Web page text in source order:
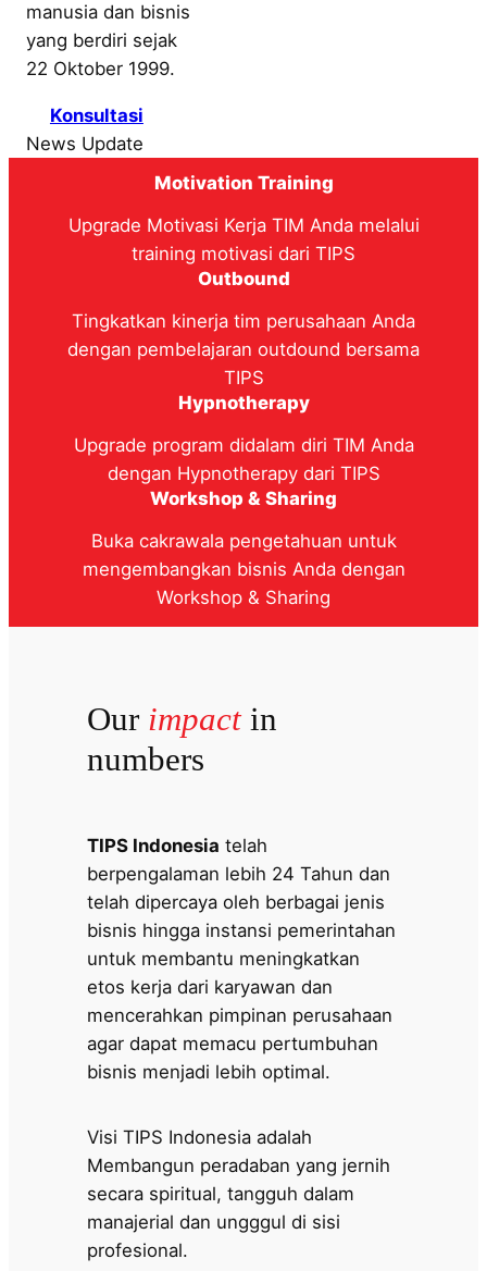
manusia dan bisnis
yang berdiri sejak
22 Oktober 1999.
Konsultasi
News Update
Motivation Training
Upgrade Motivasi Kerja TIM Anda melalui
training motivasi dari TIPS
Outbound
Tingkatkan kinerja tim perusahaan Anda
dengan pembelajaran outdound bersama
TIPS
Hypnotherapy
Upgrade program didalam diri TIM Anda
dengan Hypnotherapy dari TIPS
Workshop & Sharing
Buka cakrawala pengetahuan untuk
mengembangkan bisnis Anda dengan
Workshop & Sharing
Our impactin
numbers
TIPS Indonesia telah
berpengalaman lebih 24 Tahun dan
telah dipercaya oleh berbagai jenis
bisnis hingga instansi pemerintahan
untuk membantu meningkatkan
etos kerja dari karyawan dan
mencerahkan pimpinan perusahaan
agar dapat memacu pertumbuhan
bisnis menjadi lebih optimal.
Visi TIPS Indonesia adalah
Membangun peradaban yang jernih
secara spiritual, tangguh dalam
manajerial dan ungggul di sisi
profesional.